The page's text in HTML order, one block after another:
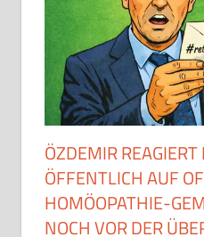
ÖZDEMIR
ÖFFENTLICH AUF
HOMÖOPATHIE-
NOCH VOR DER